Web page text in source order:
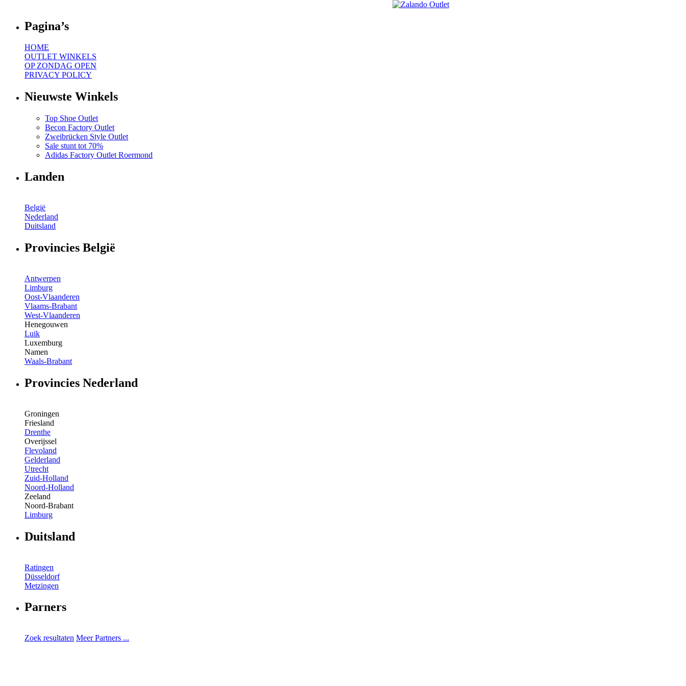
Pagina’s
HOME
OUTLET WINKELS
OP ZONDAG OPEN
PRIVACY POLICY
Nieuwste Winkels
Top Shoe Outlet
Becon Factory Outlet
Zweibrücken Style Outlet
Sale stunt tot 70%
Adidas Factory Outlet Roermond
Landen
België
Nederland
Duitsland
Provincies België
Antwerpen
Limburg
Oost-Vlaanderen
Vlaams-Brabant
West-Vlaanderen
Henegouwen
Luik
Luxemburg
Namen
Waals-Brabant
Provincies Nederland
Groningen
Friesland
Drenthe
Overijssel
Flevoland
Gelderland
Utrecht
Zuid-Holland
Noord-Holland
Zeeland
Noord-Brabant
Limburg
Duitsland
Ratingen
Düsseldorf
Metzingen
Parners
Zoek resultaten Meer Partners ...